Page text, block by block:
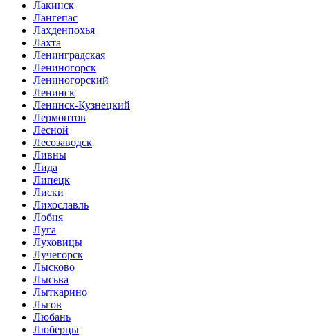
Лакинск
Лангепас
Лахденпохья
Лахта
Ленинградская
Лениногорск
Лениногорский
Ленинск
Ленинск-Кузнецкий
Лермонтов
Лесной
Лесозаводск
Ливны
Лида
Липецк
Лиски
Лихославль
Лобня
Луга
Луховицы
Лучегорск
Лысково
Лысьва
Лыткарино
Льгов
Любань
Люберцы